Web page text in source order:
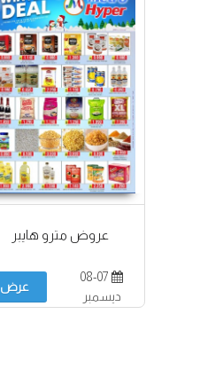
عروض مترو هايبر
08-07
ديسمبر
عرض